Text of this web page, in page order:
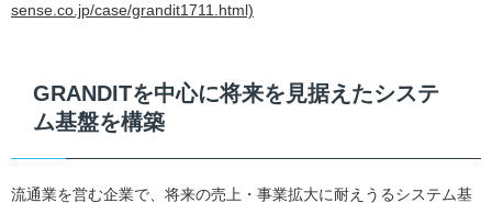
sense.co.jp/case/grandit1711.html)
GRANDITを中心に将来を見据えたシステ
ム基盤を構築
流通業を営む企業で、将来の売上・事業拡大に耐えうるシステム基